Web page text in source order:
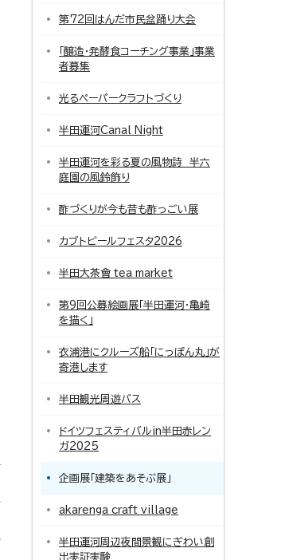
第72回はんだ市民盆踊り大会
「醸造・発酵食コーチング事業」事業
者募集
光るペーパークラフトづくり
半田運河Canal Night
半田運河を彩る夏の風物詩 半六
庭園の風鈴飾り
酢づくりが今も昔も酢っごい展
カブトビールフェスタ2026
半田大茶會 tea market
第9回公募絵画展「半田運河・亀崎
を描く」
衣浦港にクルーズ船「にっぽん丸」が
寄港します
半田観光周遊バス
ドイツフェスティバルin半田赤レン
ガ2025
企画展「建築をあそぶ展」
akarenga craft village
半田運河周辺夜間景観にぎわい創
出実証実験